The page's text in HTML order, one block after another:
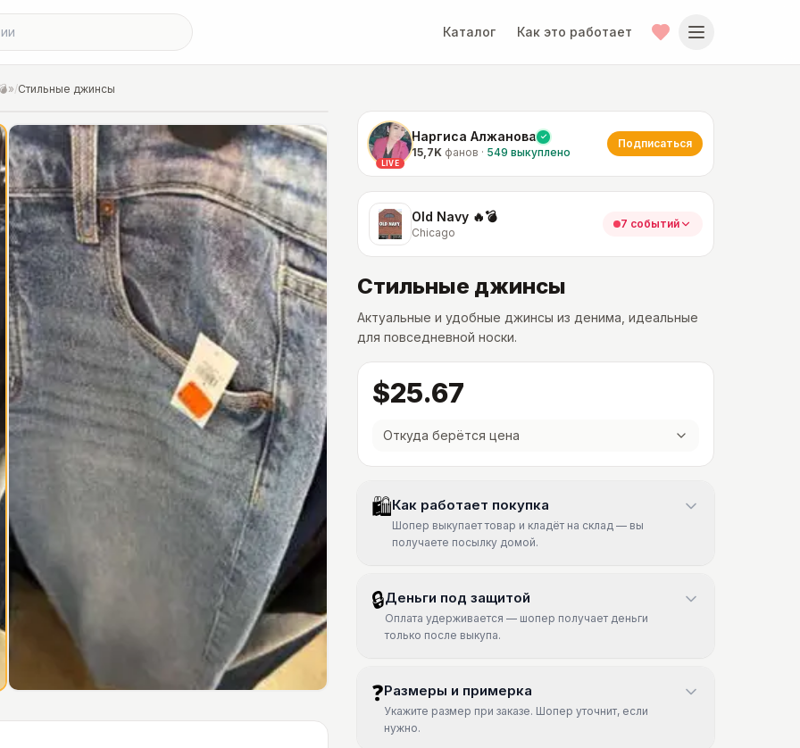
Каталог Как это работает
/Стильные джинсы
LIVE
Наргиса Алжанова
15,7K фанов · 549 выкуплено
Подписаться
Old Navy 🔥💣
Chicago
7 событий
Стильные джинсы
Актуальные и удобные джинсы из денима, идеальные
для повседневной носки.
$25.67
Откуда берётся цена
🛍Как работает покупка
Шопер выкупает товар и кладёт на склад — вы
получаете посылку домой.
🔒Деньги под защитой
Оплата удерживается — шопер получает деньги
только после выкупа.
❓Размеры и примерка
Укажите размер при заказе. Шопер уточнит, если
нужно.